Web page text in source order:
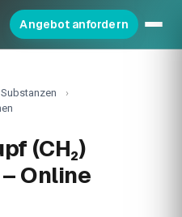
Angebot anfordern
Substanzen
›
(CH₂)
Online